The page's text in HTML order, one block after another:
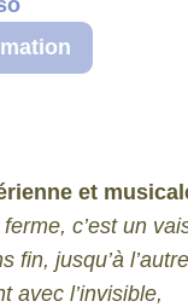
et
c’est un
fin, jusqu’à
avec l’invisible,